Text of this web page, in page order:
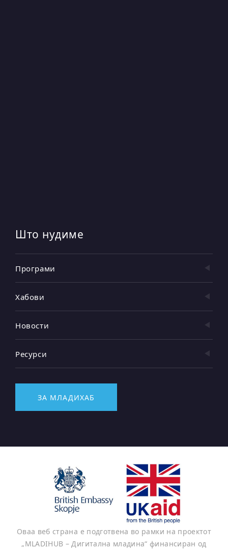
Што нудиме
Програми
Хабови
Новости
Ресурси
ЗА МЛАДИХАБ
Оваа веб страна е подготвена во рамки на проектот
„MLADIHUB – Дигитална младина“ финансиран од